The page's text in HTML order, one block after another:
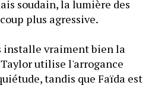
soudain, la lumière des
plus agressive.
installe vraiment bien la
utilise l'arrogance
tandis que Faïda est